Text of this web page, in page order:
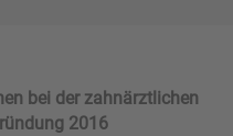
bei der zahnärztlichen
2016